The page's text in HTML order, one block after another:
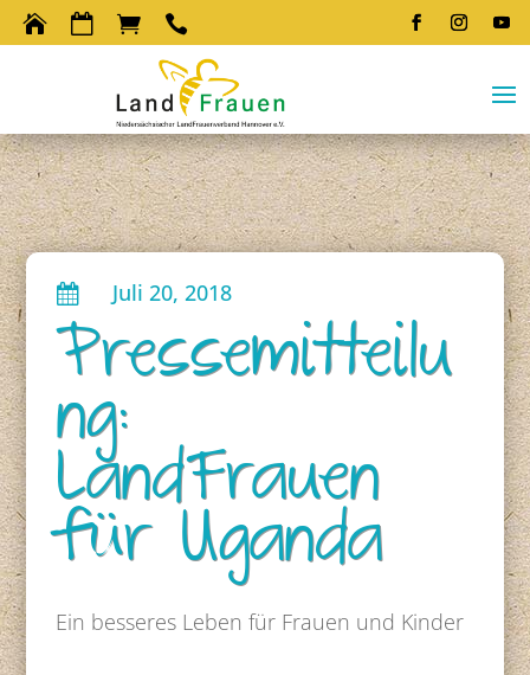
   
 Juli 20, 2018
Pressemitteilu
ng:
LandFrauen
für Uganda
Ein besseres Leben für Frauen und Kinder